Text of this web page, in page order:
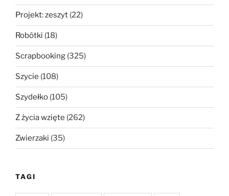
Projekt: zeszyt (22)
Robótki (18)
Scrapbooking (325)
Szycie (108)
Szydełko (105)
Z życia wzięte (262)
Zwierzaki (35)
TAGI